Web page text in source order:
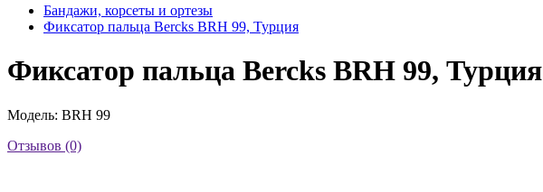
Бандажи, корсеты и ортезы
Фиксатор пальца Bercks BRH 99, Турция
Фиксатор пальца Bercks BRH 99, Турция
Модель: BRH 99
Отзывов (0)